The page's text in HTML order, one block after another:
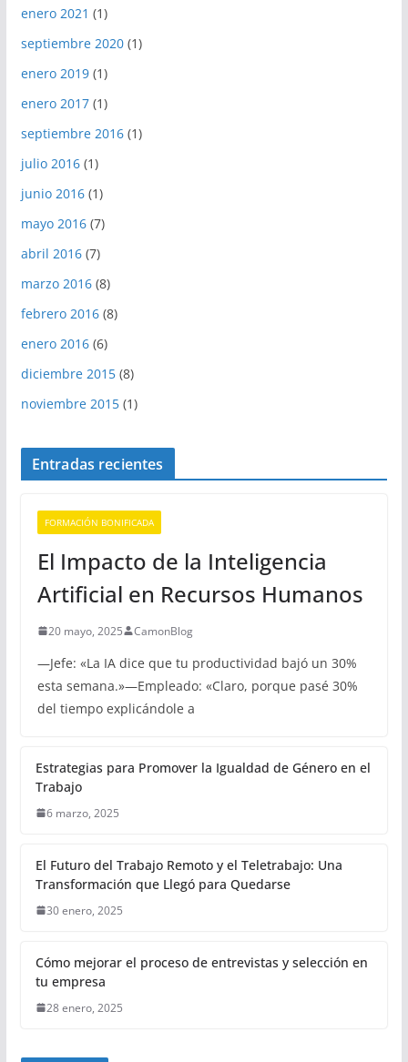
enero 2021 (1)
septiembre 2020(1)
enero 2019(1)
enero 2017(1)
septiembre 2016(1)
julio 2016(1)
junio 2016(1)
mayo 2016(7)
abril 2016(7)
marzo 2016(8)
febrero 2016(8)
enero 2016(6)
diciembre 2015(8)
noviembre 2015(1)
Entradas recientes
FORMACIÓN BONIFICADA
El Impacto de la Inteligencia
Artificial en Recursos Humanos
20 mayo, 2025 CamonBlog
—Jefe: «La IA dice que tu productividad bajó un 30%
esta semana.»—Empleado: «Claro, porque pasé 30%
del tiempo explicándole a
Estrategias para Promover la Igualdad de Género en el
Trabajo
6 marzo, 2025
El Futuro del Trabajo Remoto y el Teletrabajo: Una
Transformación que Llegó para Quedarse
30 enero, 2025
Cómo mejorar el proceso de entrevistas y selección en
tu empresa
28 enero, 2025